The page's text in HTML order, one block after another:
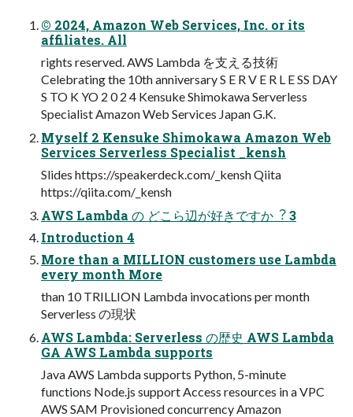
© 2024, Amazon Web Services, Inc. or its
affiliates. All
rights reserved. AWS Lambda を⽀える技術
Celebrating the 10th anniversary S E R V E R L E SS DAY
S TO K YO 2 0 2 4 Kensuke Shimokawa Serverless
Specialist Amazon Web Services Japan G.K.
Myself 2 Kensuke Shimokawa Amazon Web
Services Serverless Specialist _kensh
Slides https://speakerdeck.com/_kensh Qiita
https://qiita.com/_kensh
AWS Lambda の どこら辺が好きですか︖ 3
Introduction 4
More than a MILLION customers use Lambda
every month More
than 10 TRILLION Lambda invocations per month
Serverless の現状
AWS Lambda: Serverless の歴史 AWS Lambda
GA AWS Lambda supports
Java AWS Lambda supports Python, 5-minute
functions Node.js support Access resources in a VPC
AWS SAM Provisioned concurrency Amazon